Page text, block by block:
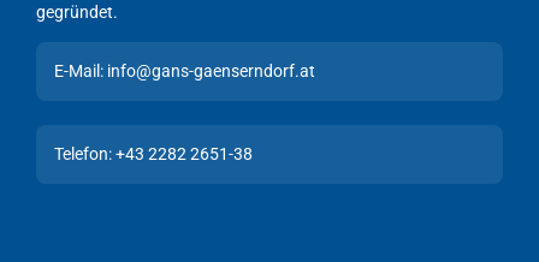
gegründet.
E-Mail: info@gans-gaenserndorf.at
Telefon: +43 2282 2651-38